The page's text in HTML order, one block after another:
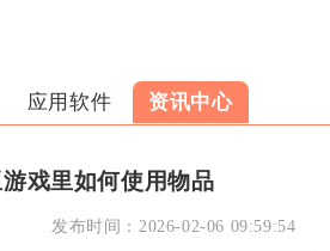
应用软件 资讯中心
戏里如何使用物品
发布时间： 2026-02-06 09:59:54